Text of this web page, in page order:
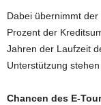
Dabei übernimmt
Prozent der
Jahren der Laufzeit
Unterstützung
Chancen des E-